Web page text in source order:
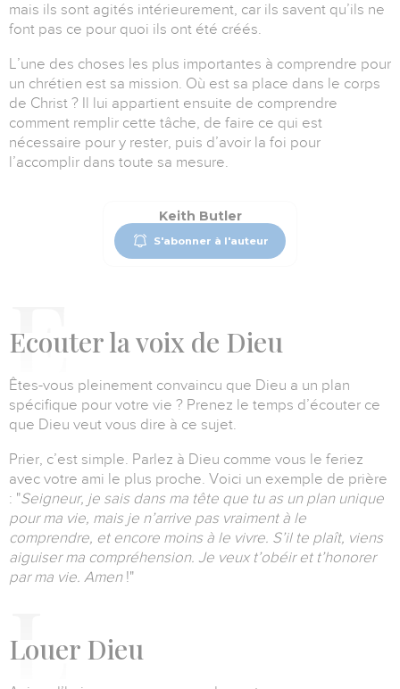
mais ils sont agités intérieurement, car ils savent qu’ils ne
font pas ce pour quoi ils ont été créés.
L’une des choses les plus importantes à comprendre pour
un chrétien est sa mission. Où est sa place dans le corps
de Christ ?
Il lui appartient ensuite de comprendre
comment remplir cette tâche, de faire ce qui est
nécessaire pour y rester, puis d’avoir la foi pour
l’accomplir dans toute sa mesure.
Keith Butler
S'abonner à l'auteur
Ecouter la voix de Dieu
Êtes-vous pleinement convaincu que Dieu a un plan
spécifique pour votre vie ? Prenez le temps d’écouter ce
que Dieu veut vous dire à ce sujet.
Prier, c’est simple. Parlez à Dieu comme vous le feriez
avec votre ami le plus proche. Voici un exemple de prière
: "Seigneur, je sais dans ma tête que tu as un plan unique
pour ma vie, mais je n’arrive pas vraiment à le
comprendre, et encore moins à le vivre. S’il te plaît, viens
aiguiser ma compréhension. Je veux t’obéir et t’honorer
par ma vie. Amen !"
Louer Dieu